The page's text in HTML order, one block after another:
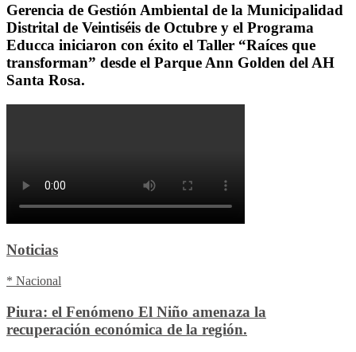
Gerencia de Gestión Ambiental de la Municipalidad
Distrital de Veintiséis de Octubre y el Programa
Educca iniciaron con éxito el Taller “Raíces que
transforman” desde el Parque Ann Golden del AH
Santa Rosa.
Noticias
* Nacional
Piura: el Fenómeno El Niño amenaza la
recuperación económica de la región.